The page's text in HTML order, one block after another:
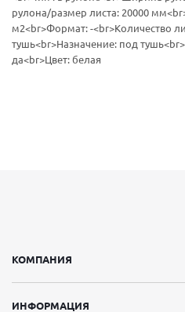
рулона/размер листа: 20000
м2<br>Формат: -<br>Количество
тушь<br>Назначение: под
да<br>Цвет: белая
КОМПАНИЯ
ИНФОРМАЦИЯ